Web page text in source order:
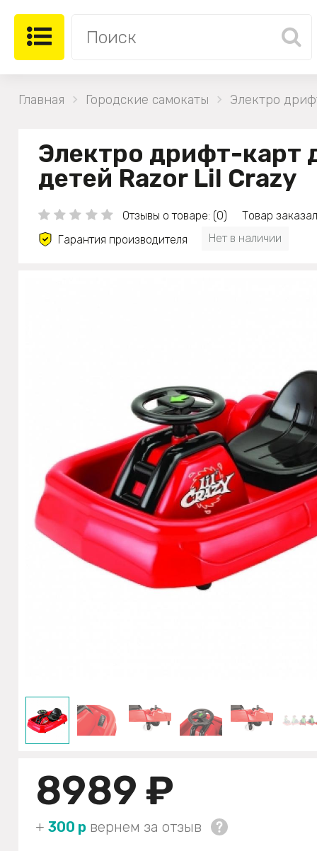
Главная Городские самокаты Электро
Электро дрифт-карт
детей Razor Lil Crazy
Отзывы о товаре: (0)
Товар
Гарантия производителя
Нет в наличии
8989 ₽
+ 300 р вернем за отзыв